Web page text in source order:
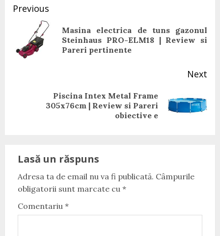
Continue
Reading
Previous
Masina electrica de tuns gazonul
Steinhaus PRO-ELM18 | Review si
Pareri pertinente
Next
Piscina Intex Metal Frame
305x76cm | Review si Pareri
obiective e
Lasă un răspuns
Adresa ta de email nu va fi publicată. Câmpurile
obligatorii sunt marcate cu *
Comentariu *